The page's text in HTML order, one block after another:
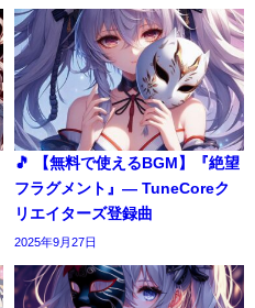
🎵 【無料で使えるBGM】『絶望
フラグメント』― TuneCoreク
リエイターズ登録曲
2025年9月27日